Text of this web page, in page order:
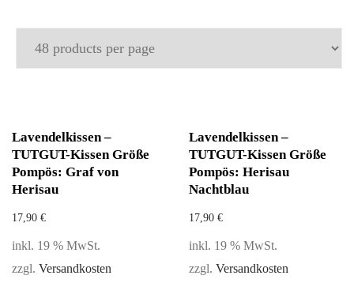
Lavendelkissen –
TUTGUT-Kissen Größe
Pompös: Graf von
Herisau
17,90 €
inkl. 19 % MwSt.
zzgl. Versandkosten
Lavendelkissen –
TUTGUT-Kissen Größe
Pompös: Herisau
Nachtblau
17,90 €
inkl. 19 % MwSt.
zzgl. Versandkosten